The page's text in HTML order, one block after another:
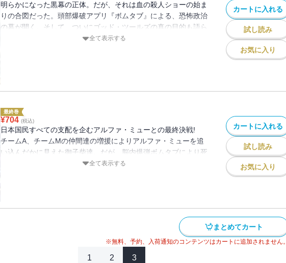
明らかになった黒幕の正体。だが、それは血の殺人ショーの始ま
りの合図だった。頭部爆破アプリ『ボムタブ』による、恐怖政治
の幕が開く。そして、ついにゴッド・ツールズの真の目的も語ら
全て表示する
カートに入れる
試し読み
お気に入り
最終巻
¥704 (税込)
日本国民すべての支配を企むアルファ・ミューとの最終決戦!
チームA、チームMの仲間達の増援によりアルファ・ミューを追
い込んだかに見えた御子柴達。だが、脳内爆弾ボムタブにより死
者が……。さらに恐怖はそれだけでは終わらず、被害は増してい
全て表示する
カートに入れる
試し読み
お気に入り
まとめてカート
※無料、予約、入荷通知のコンテンツはカートに追加されません。
1 2 3